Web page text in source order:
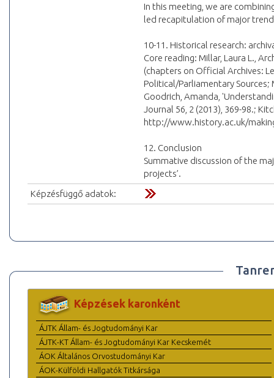
In this meeting, we are
led recapitulation of major
10-11. Historical research:
Core reading: Millar, Laura L.,
(chapters on Official Archives:
Political/Parliamentary
Goodrich, Amanda,
Journal 56, 2 (2013), 369-98.;
http://www.history.ac.uk/
12. Conclusion
Summative discussion of the
projects’.
Képzésfüggő adatok:
Képzések karonként
ÁJTK Állam- és Jogtudományi Kar
ÁJTK-KT Állam- és Jogtudományi Kar Kecskemét
ÁOK Általános Orvostudományi Kar
ÁOK-Külföldi Hallgatók Titkársága